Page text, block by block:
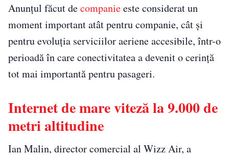
Anunțul făcut decompanieeste considerat un
moment important atât pentru companie, cât și
pentru evoluția serviciilor aeriene accesibile, într-o
perioadă în care conectivitatea a devenit o cerință
tot mai importantă pentru pasageri.
Internet de mare viteză la 9.000 de
metri altitudine
Ian Malin, director comercial al Wizz Air, a